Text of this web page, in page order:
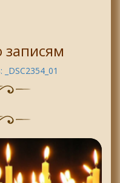
записям
_DSC2354_01